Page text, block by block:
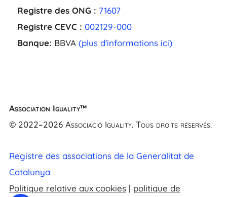
Registre des ONG : 71607
Registre CEVC : 002129-000
Banque: BBVA (plus d'informations ici)
Association Iguality™
© 2022–2026 Associació Iguality. Tous droits réservés.
Registre des associations de la Generalitat de
Catalunya
Politique relative aux cookies| politique de